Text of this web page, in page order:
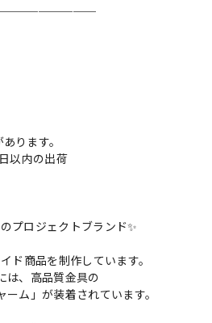
ります。
以内の出荷
プロジェクトブランド✨
ド商品を制作しています。
、高品質金具の
ム」が装着されています。